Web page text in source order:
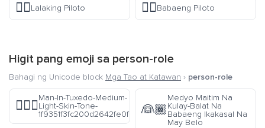
👨‍✈️Lalaking Piloto 👩‍✈️Babaeng Piloto
Higit pang emoji sa person-role
Bahagi ng Unicode block Mga Tao at Katawan › person-role
🤵🏼‍♂️
Man-In-Tuxedo-Medium-
Light-Skin-Tone-
1f9351f3fc200d2642fe0f
👰🏾
Medyo Maitim Na
Kulay-Balat Na
Babaeng Ikakasal Na
May Belo